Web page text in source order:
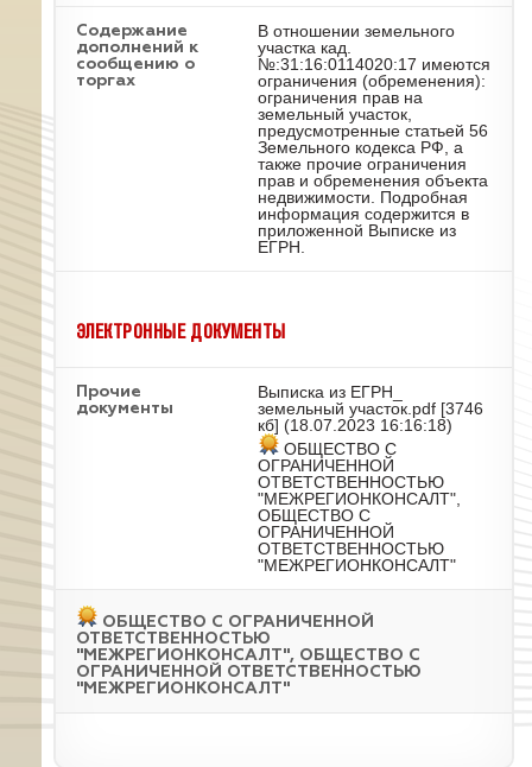
Содержание
дополнений к
сообщению о
торгах
В отношении земельного
участка кад.
№:31:16:0114020:17 имеются
ограничения (обременения):
ограничения прав на
земельный участок,
предусмотренные статьей 56
Земельного кодекса РФ, а
также прочие ограничения
прав и обременения объекта
недвижимости. Подробная
информация содержится в
приложенной Выписке из
ЕГРН.
ЭЛЕКТРОННЫЕ ДОКУМЕНТЫ
Прочие
документы
Выписка из ЕГРН_
земельный участок.pdf [3746
кб] (18.07.2023 16:16:18)
ОБЩЕСТВО С
ОГРАНИЧЕННОЙ
ОТВЕТСТВЕННОСТЬЮ
"МЕЖРЕГИОНКОНСАЛТ",
ОБЩЕСТВО С
ОГРАНИЧЕННОЙ
ОТВЕТСТВЕННОСТЬЮ
"МЕЖРЕГИОНКОНСАЛТ"
ОБЩЕСТВО С ОГРАНИЧЕННОЙ
ОТВЕТСТВЕННОСТЬЮ
"МЕЖРЕГИОНКОНСАЛТ", ОБЩЕСТВО С
ОГРАНИЧЕННОЙ ОТВЕТСТВЕННОСТЬЮ
"МЕЖРЕГИОНКОНСАЛТ"